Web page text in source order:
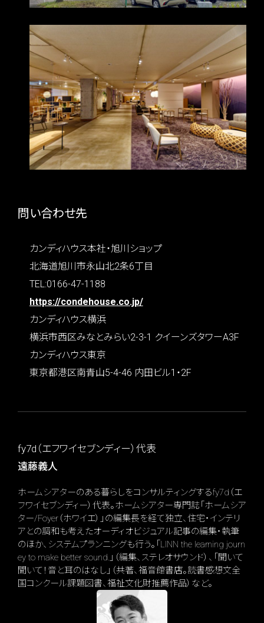
問い合わせ先
カンディハウス本社・旭川ショップ
北海道旭川市永山北2条6丁目
TEL:0166-47-1188
https://condehouse.co.jp/
カンディハウス横浜
横浜市西区みなとみらい2-3-1 クイーンズタワーA3F
カンディハウス東京
東京都港区南青山5-4-46 内田ビル1・2F
fy7d（エフワイセブンディー）代表
遠藤義人
ホームシアターのある暮らしをコンサルティングするfy7d（エ
フワイセブンディー）代表。ホームシアター専門誌「ホームシア
ター/Foyer（ホワイエ）」の編集長を経て独立、住宅・インテリ
アとの調和も考えたオーディオビジュアル記事の編集・執筆
のほか、システムプランニングも行う。「LINN the learning journ
ey to make better sound.」（編集、ステレオサウンド）、「聞いて
聞いて！音と耳のはなし」（共著、福音館書店。読書感想文全
国コンクール課題図書、福祉文化財推薦作品）など。